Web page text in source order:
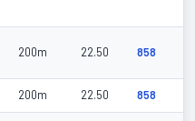
200m 22.50 858
200m 22.50 858